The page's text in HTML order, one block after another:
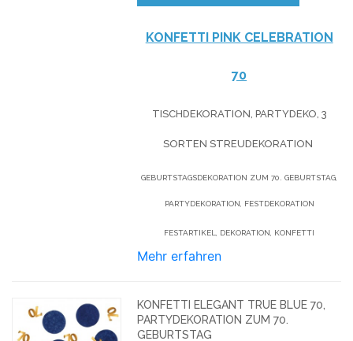
KONFETTI PINK CELEBRATION
70
TISCHDEKORATION, PARTYDEKO, 3
SORTEN STREUDEKORATION
GEBURTSTAGSDEKORATION ZUM 70. GEBURTSTAG,
PARTYDEKORATION, FESTDEKORATION
FESTARTIKEL, DEKORATION, KONFETTI
Mehr erfahren
KONFETTI ELEGANT TRUE BLUE 70,
PARTYDEKORATION ZUM 70.
GEBURTSTAG